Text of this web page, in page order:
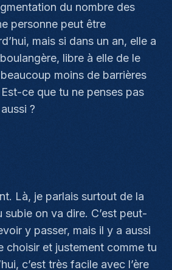
du nombre des
personne peut être
mais si dans un an, elle a
libre à elle de le
moins de barrières
ce que tu ne penses pas
?
Là, je parlais surtout de la
subie on va dire. C’est peut-
y passer, mais il y a aussi
choisir et justement comme tu
c’est très facile avec l’ère